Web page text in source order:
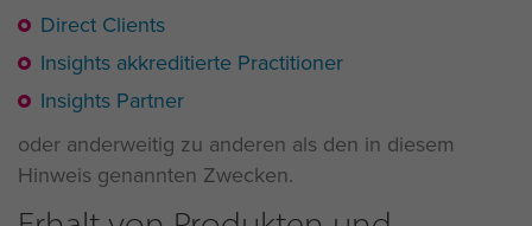
Direct Clients
Insights akkreditierte Practitioner
Insights Partner
oder anderweitig zu anderen als den in diesem
Hinweis genannten Zwecken.